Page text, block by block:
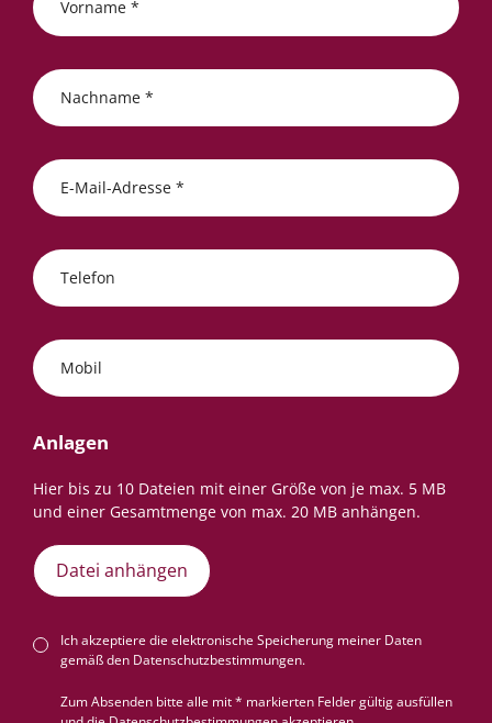
Vorname *
Nachname *
E-Mail-Adresse *
Telefon
Mobil
Anlagen
Datei anhängen
Ich akzeptiere die elektronische Speicherung meiner Daten
gemäß den Datenschutzbestimmungen.
Zum Absenden bitte alle mit * markierten Felder gültig ausfüllen